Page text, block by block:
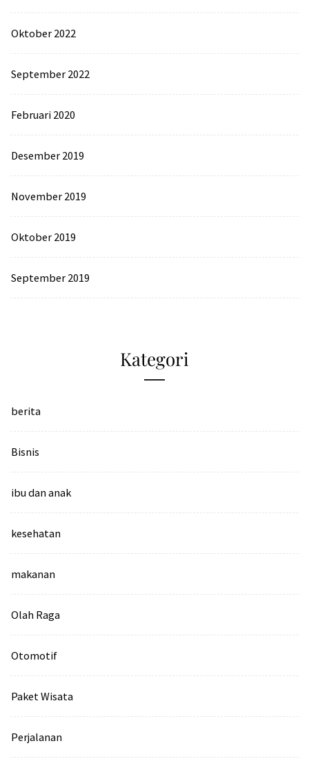
Oktober 2022
September 2022
Februari 2020
Desember 2019
November 2019
Oktober 2019
September 2019
Kategori
berita
Bisnis
ibu dan anak
kesehatan
makanan
Olah Raga
Otomotif
Paket Wisata
Perjalanan